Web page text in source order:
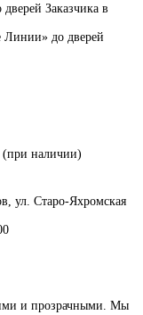
Заказчика в
Линии» до дверей
(при наличии)
ул. Старо-Яхромская
и прозрачными. Мы